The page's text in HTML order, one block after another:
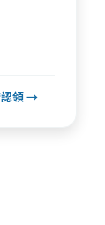
認領 →